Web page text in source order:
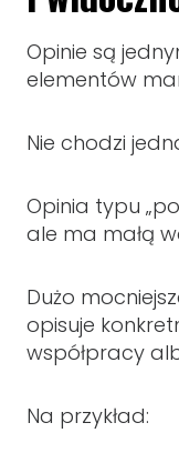
Opinie są
elementów
Nie chodzi
Opinia typu
ale ma małą
Dużo
opisuje
współpracy
Na przykład: